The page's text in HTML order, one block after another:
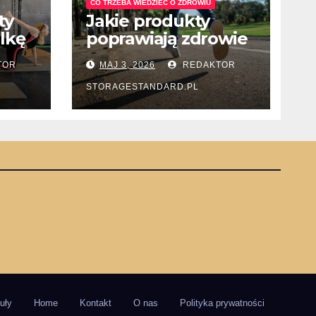
CO TRZEBA WIEDZIEĆ O ZDROWIU
Jakie produkty
poprawiają zdrowie
jelit i trawienie?
MAJ 3, 2026 REDAKTOR
STORAGESTANDARD.PL
Home Kontakt O nas Polityka prywatności